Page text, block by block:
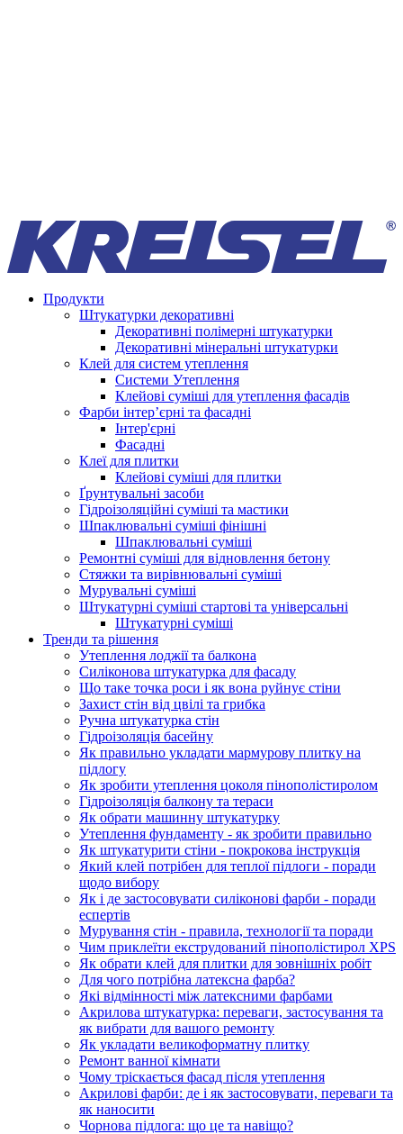
Продукти
Штукатурки декоративні
Декоративні полімерні штукатурки
Декоративні мінеральні штукатурки
Клей для систем утеплення
Системи Утеплення
Клейові суміші для утеплення фасадів
Фарби інтер’єрні та фасадні
Інтер'єрні
Фасадні
Клеї для плитки
Клейові суміші для плитки
Ґрунтувальні засоби
Гідроізоляційні суміші та мастики
Шпаклювальні суміші фінішні
Шпаклювальні суміші
Ремонтні суміші для відновлення бетону
Стяжки та вирівнювальні суміші
Мурувальні суміші
Штукатурні суміші стартові та універсальні
Штукатурні суміші
Тренди та рішення
Утеплення лоджії та балкона
Силіконова штукатурка для фасаду
Що таке точка роси і як вона руйнує стіни
Захист стін від цвілі та грибка
Ручна штукатурка стін
Гідроізоляція басейну
Як правильно укладати мармурову плитку на
підлогу
Як зробити утеплення цоколя пінополістиролом
Гідроізоляція балкону та тераси
Як обрати машинну штукатурку
Утеплення фундаменту - як зробити правильно
Як штукатурити стіни - покрокова інструкція
Який клей потрібен для теплої підлоги - поради
щодо вибору
Як і де застосовувати силіконові фарби - поради
еспертів
Мурування стін - правила, технології та поради
Чим приклеїти екструдований пінополістирол XPS
Як обрати клей для плитки для зовнішніх робіт
Для чого потрібна латексна фарба?
Які відмінності між латексними фарбами
Акрилова штукатурка: переваги, застосування та
як вибрати для вашого ремонту
Як укладати великоформатну плитку
Ремонт ванної кімнати
Чому тріскається фасад після утеплення
Акрилові фарби: де і як застосовувати, переваги та
як наносити
Чорнова підлога: що це та навіщо?